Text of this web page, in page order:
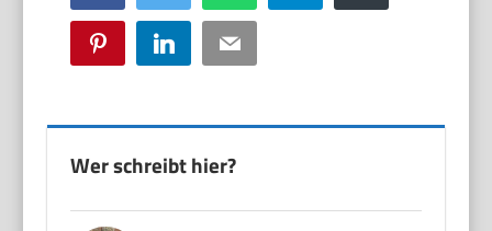
Pinterest LinkedIn Email
Wer schreibt hier?